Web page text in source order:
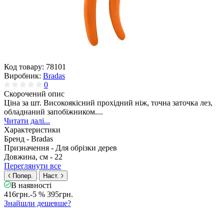
Код товару: 78101
Виробник: Bradas
0
Скорочений опис
Ціна за шт. Високоякісний прохідний ніж, точна заточка лез,
обладнаний запобіжником....
Читати далі...
Характеристики
Бренд - Bradas
Призначення - Для обрізки дерев
Довжина, см - 22
Переглянути все
Попер. Наст.
В наявності
416грн.-5 % 395грн.
Знайшли дешевше?